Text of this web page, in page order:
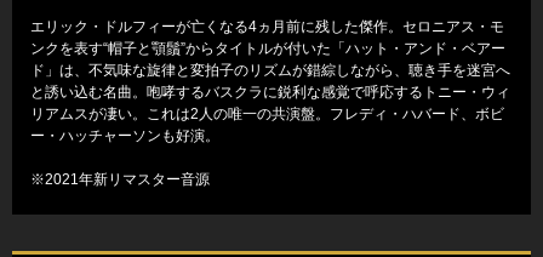
エリック・ドルフィーが亡くなる4ヵ月前に残した傑作。セロニアス・モ
ンクを表す“帽子と顎鬚”からタイトルが付いた「ハット・アンド・ベアー
ド」は、不気味な旋律と変拍子のリズムが錯綜しながら、聴き手を迷宮へ
と誘い込む名曲。咆哮するバスクラに鋭利な感覚で呼応するトニー・ウィ
リアムスが凄い。これは2人の唯一の共演盤。フレディ・ハバード、ボビ
ー・ハッチャーソンも好演。
※2021年新リマスター音源